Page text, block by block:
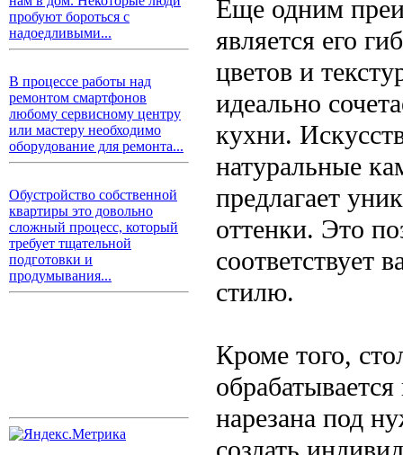
пробуют бороться с
надоедливыми...
В процессе работы над
ремонтом смартфонов
любому сервисному центру
или мастеру необходимо
оборудование для ремонта...
Обустройство собственной
квартиры это довольно
сложный процесс, который
требует тщательной
подготовки и
продумывания...
Еще одним
является его
цветов и
идеально
кухни.
натуральные
предлагает
оттенки. Это
соответствует
стилю.
Кроме того,
нарезана под